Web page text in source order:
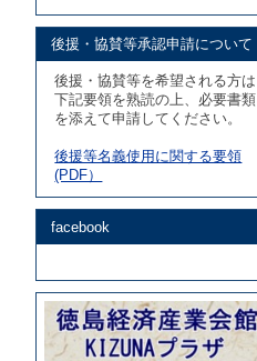
後援・協賛等承認申請について
後援・協賛等を希望される方は
下記要領を熟読の上、必要書類
を添えて申請してください。
後援等名義使用に関する要領
(PDF）
facebook